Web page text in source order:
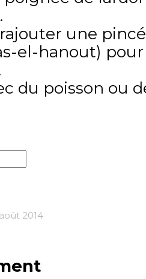
une
el-hanout)
du poisson ou
2014